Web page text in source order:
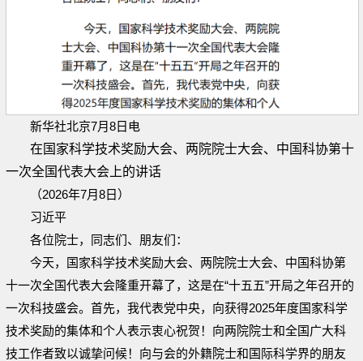
新华社北京7月8日电
在国家科学技术奖励大会、两院院士大会、中国科协第十
一次全国代表大会上的讲话
（2026年7月8日）
习近平
各位院士，同志们、朋友们：
今天，国家科学技术奖励大会、两院院士大会、中国科协第
十一次全国代表大会隆重开幕了，这是在“十五五”开局之年召开的
一次科技盛会。首先，我代表党中央，向获得2025年度国家科学
技术奖励的集体和个人表示衷心祝贺！向两院院士和全国广大科
技工作者致以诚挚问候！向与会的外籍院士和国际科学界的朋友